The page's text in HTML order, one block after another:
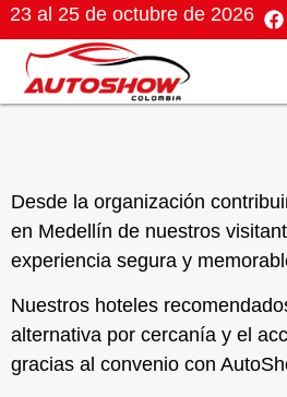
23 al 25 de octubre de 2026
Desde la organización
en Medellín de nuestros
experiencia segura y
Nuestros hoteles
alternativa por cercanía y el
gracias al convenio con